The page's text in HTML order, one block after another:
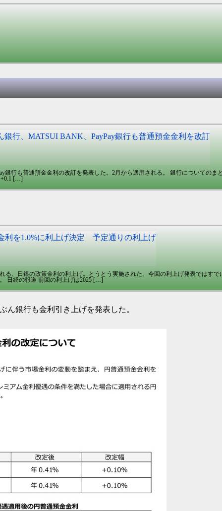
銀行、MATSUI BANK、PayPay銀行も普通預金金利を改訂
銀行も普通預金金利の改訂を発表した。2月から適用される。 銀行についてのま
+0.1 […]
利を1.0%に利上げ決定 予定通りの利上げ
る、日銀の政策金利の利上げ。とうとう実施された。今回の利上げ発表ではすで
日経の報道 前回の利上げは2025 […]
ん銀行も金利引き上げを発表した。